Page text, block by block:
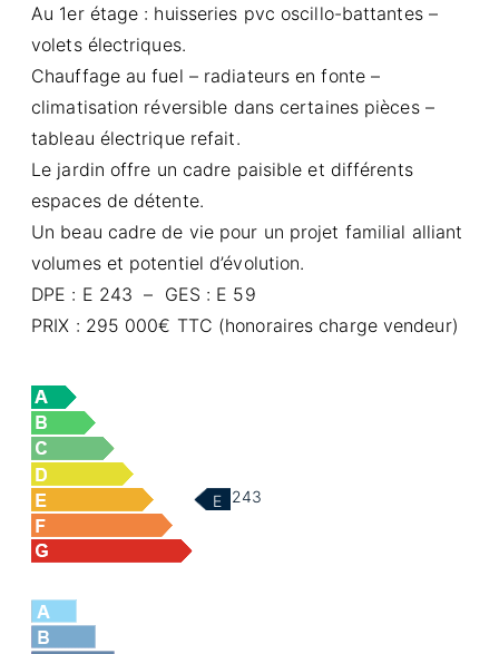
Au 1er étage : huisseries pvc oscillo-battantes –
volets électriques.
Chauffage au fuel – radiateurs en fonte –
climatisation réversible dans certaines pièces –
tableau électrique refait.
Le jardin offre un cadre paisible et différents
espaces de détente.
Un beau cadre de vie pour un projet familial alliant
volumes et potentiel d’évolution.
DPE : E 243 – GES : E 59
PRIX : 295 000€ TTC (honoraires charge vendeur)
E 243